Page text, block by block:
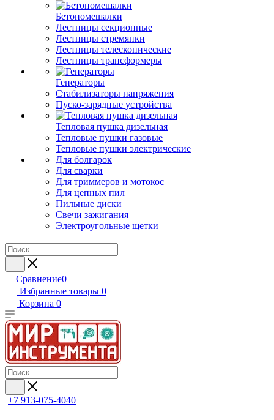
Бетономешалки
Лестницы секционные
Лестницы стремянки
Лестницы телескопические
Лестницы трансформеры
Генераторы
Стабилизаторы напряжения
Пуско-зарядные устройства
Тепловая пушка дизельная
Тепловые пушки газовые
Тепловые пушки электрические
Для болгарок
Для сварки
Для триммеров и мотокос
Для цепных пил
Пильные диски
Свечи зажигания
Электроугольные щетки
Сравнение0
Избранные товары 0
Корзина 0
+7 913-075-4040